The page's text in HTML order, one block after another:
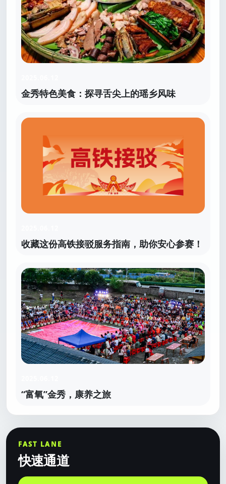
金秀特色美食：探寻舌尖上的瑶乡风味
收藏这份高铁接驳服务指南，助你安心参赛！
“富氧”金秀，康养之旅
FAST LANE
快速通道